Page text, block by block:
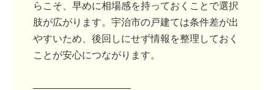
らこそ、早めに相場感を持っておくことで選択
肢が広がります。宇治市の戸建ては条件差が出
やすいため、後回しにせず情報を整理しておく
ことが安心につながります。
――――――――――